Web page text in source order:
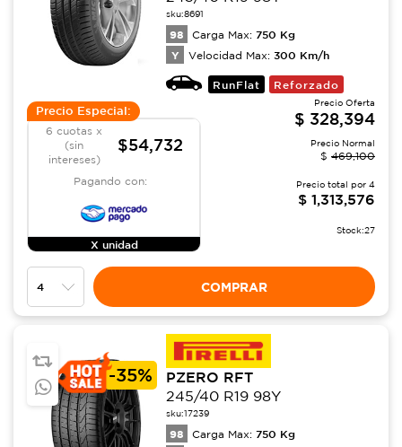
sku:8691
98 Carga Max: 750 Kg
Y Velocidad Max: 300 Km/h
RunFlat Reforzado
Precio Especial:
6 cuotas x
(sin
intereses)
$54,732
Pagando con:
X unidad
Precio Oferta
$ 328,394
Precio Normal
$ 469,100
Precio total por 4
$ 1,313,576
Stock:27
COMPRAR
-35%
PZERO RFT
245/40 R19 98Y
sku:17239
98 Carga Max: 750 Kg